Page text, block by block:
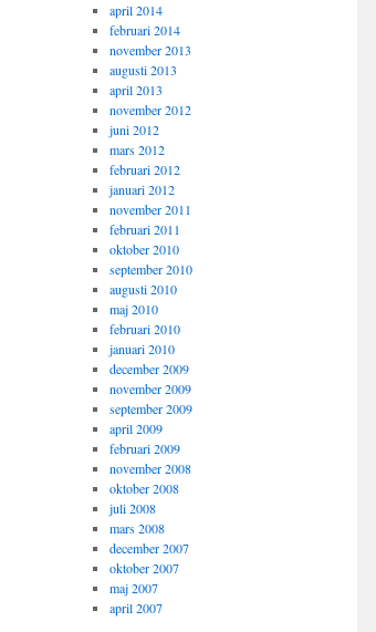
april 2014
februari 2014
november 2013
augusti 2013
april 2013
november 2012
juni 2012
mars 2012
februari 2012
januari 2012
november 2011
februari 2011
oktober 2010
september 2010
augusti 2010
maj 2010
februari 2010
januari 2010
december 2009
november 2009
september 2009
april 2009
februari 2009
november 2008
oktober 2008
juli 2008
mars 2008
december 2007
oktober 2007
maj 2007
april 2007